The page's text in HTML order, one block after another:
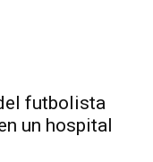
futbolista
un hospital